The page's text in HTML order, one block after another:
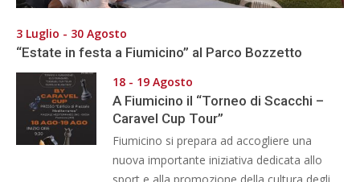
3 Luglio - 30 Agosto
“Estate in festa a Fiumicino” al Parco Bozzetto
18 - 19 Agosto
A Fiumicino il “Torneo di Scacchi –
Caravel Cup Tour”
Fiumicino si prepara ad accogliere una
nuova importante iniziativa dedicata allo